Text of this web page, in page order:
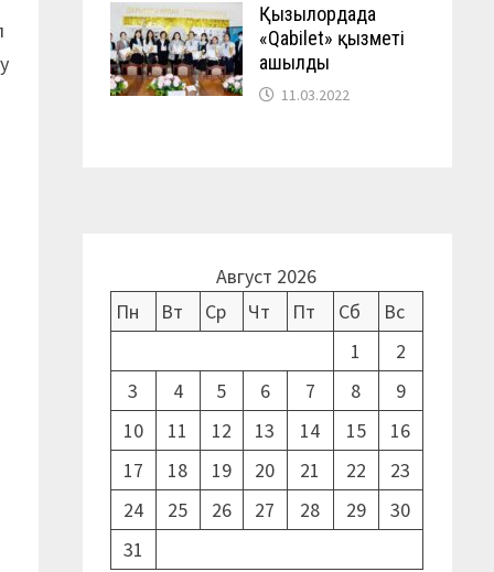
Қызылордада
«Qabilet» қызметі
ашылды
11.03.2022
Август 2026
Пн
Вт Ср Чт Пт Сб
Вс
1
2
3
4 5 6 7 8
9
10
11 12 13 14 15
16
17
18 19 20 21 22
23
24
25 26 27 28 29
30
31